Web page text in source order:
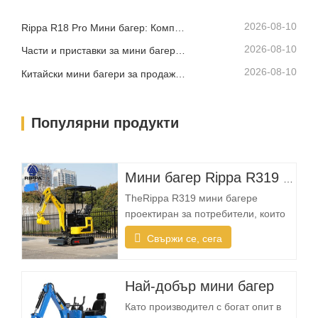
осигурява надеждна копателна…
2026-08-10
Части и приставки за мини багер Rippa: Пълно ръководство за подмяна и надграждане 2026-08-10
2026-08-10
Популярни продукти
TheRippa R319 мини багере
проектиран за потребители, които
се нуждаят от надеждна, компактна
и лесна за работа машина за
изпълнител, собственик на жилище,
фермер или компания за отдаване
Свържи се, сега
Най-добър мини багер
Като производител с богат опит в